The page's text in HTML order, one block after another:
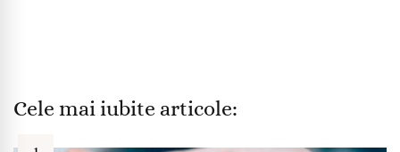
Cele mai iubite articole: